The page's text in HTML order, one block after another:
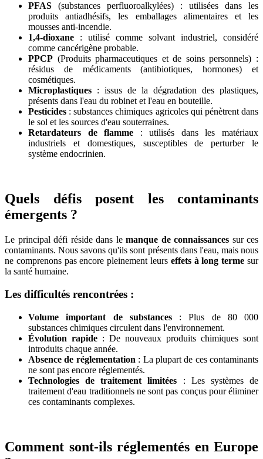
PFAS (substances perfluoroalkylées) : utilisées dans les
produits antiadhésifs, les emballages alimentaires et les
mousses anti-incendie.
1,4-dioxane : utilisé comme solvant industriel, considéré
comme cancérigène probable.
PPCP (Produits pharmaceutiques et de soins personnels) :
résidus de médicaments (antibiotiques, hormones) et
cosmétiques.
Microplastiques : issus de la dégradation des plastiques,
présents dans l'eau du robinet et l'eau en bouteille.
Pesticides : substances chimiques agricoles qui pénètrent dans
le sol et les sources d'eau souterraines.
Retardateurs de flamme : utilisés dans les matériaux
industriels et domestiques, susceptibles de perturber le
système endocrinien.
Quels défis posent les contaminants
émergents ?
Le principal défi réside dans le manque de connaissances sur ces
contaminants. Nous savons qu'ils sont présents dans l'eau, mais nous
ne comprenons pas encore pleinement leurs effets à long terme sur
la santé humaine.
Les difficultés rencontrées :
Volume important de substances: Plus de 80 000
substances chimiques circulent dans l'environnement.
Évolution rapide : De nouveaux produits chimiques sont
introduits chaque année.
Absence de réglementation : La plupart de ces contaminants
ne sont pas encore réglementés.
Technologies de traitement limitées : Les systèmes de
traitement d'eau traditionnels ne sont pas conçus pour éliminer
ces contaminants complexes.
Comment sont-ils réglementés en Europe